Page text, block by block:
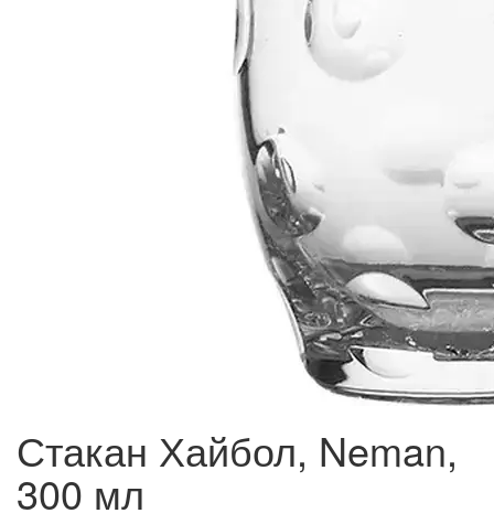
Стакан Хайбол, Neman,
300 мл